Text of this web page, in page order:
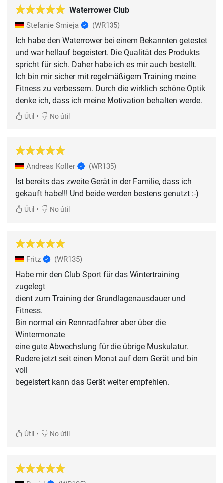
Waterrower Club
Stefanie Smieja (WR135)
Ich habe den Waterrower bei einem Bekannten getestet
und war hellauf begeistert. Die Qualität des Produkts
spricht für sich. Daher habe ich es mir auch bestellt.
Ich bin mir sicher mit regelmäßigem Training meine
Fitness zu verbessern. Durch die wirklich schöne Optik
denke ich, dass ich meine Motivation behalten werde.
Útil • No útil
Andreas Koller (WR135)
Ist bereits das zweite Gerät in der Familie, dass ich
gekauft habe!!! Und beide werden bestens genutzt :-)
Útil • No útil
Fritz (WR135)
Habe mir den Club Sport für das Wintertraining
zugelegt
dient zum Training der Grundlagenausdauer und
Fitness.
Bin normal ein Rennradfahrer aber über die
Wintermonate
eine gute Abwechslung für die übrige Muskulatur.
Rudere jetzt seit einen Monat auf dem Gerät und bin
voll
begeistert kann das Gerät weiter empfehlen.
Útil • No útil